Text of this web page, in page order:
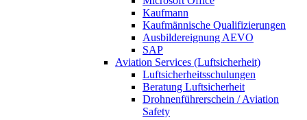
Kaufmann
Kaufmännische Qualifizierungen
Ausbildereignung AEVO
SAP
Aviation Services (Luftsicherheit)
Luftsicherheitsschulungen
Beratung Luftsicherheit
Drohnenführerschein / Aviation
Safety